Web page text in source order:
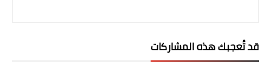
قد تُعجبك هذه المشاركات